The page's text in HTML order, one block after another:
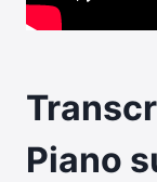
Piano